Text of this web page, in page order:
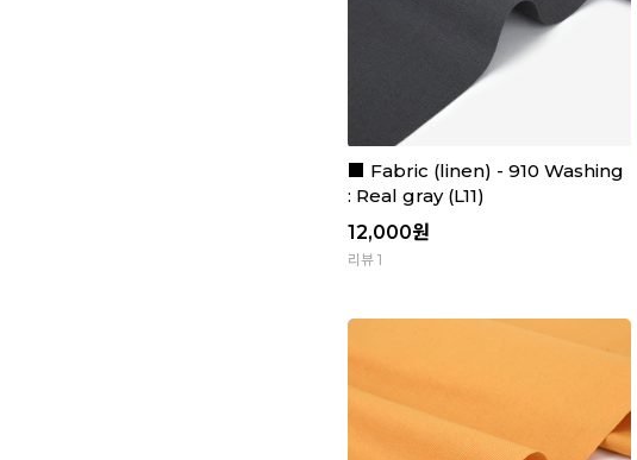
■ Fabric (linen) - 910 Washing
: Real gray (L11)
12,000원
리뷰 1